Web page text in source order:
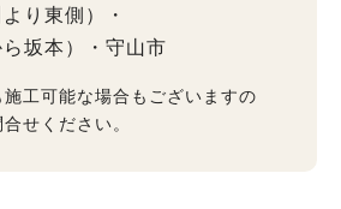
り東側）
坂本）
守山市
工可能な場合もございますの
せください。